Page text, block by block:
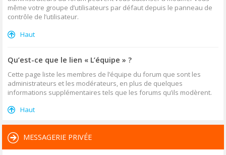
même votre groupe d’utilisateurs par défaut depuis le panneau de
contrôle de l’utilisateur.
Haut
Qu’est-ce que le lien « L’équipe » ?
Cette page liste les membres de l’équipe du forum que sont les
administrateurs et les modérateurs, en plus de quelques
informations supplémentaires tels que les forums qu’ils modèrent.
Haut
MESSAGERIE PRIVÉE